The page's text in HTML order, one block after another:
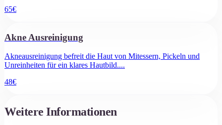
65€
Akne Ausreinigung
Akneausreinigung befreit die Haut von Mitessern, Pickeln und
Unreinheiten für ein klares Hautbild....
48€
Weitere Informationen